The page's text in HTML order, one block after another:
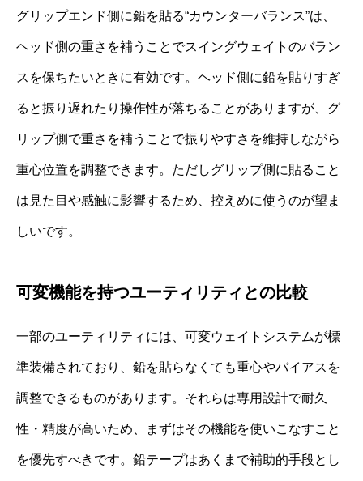
グリップエンド側に鉛を貼る“カウンターバランス”は、
ヘッド側の重さを補うことでスイングウェイトのバラン
スを保ちたいときに有効です。ヘッド側に鉛を貼りすぎ
ると振り遅れたり操作性が落ちることがありますが、グ
リップ側で重さを補うことで振りやすさを維持しながら
重心位置を調整できます。ただしグリップ側に貼ること
は見た目や感触に影響するため、控えめに使うのが望ま
しいです。
可変機能を持つユーティリティとの比較
一部のユーティリティには、可変ウェイトシステムが標
準装備されており、鉛を貼らなくても重心やバイアスを
調整できるものがあります。それらは専用設計で耐久
性・精度が高いため、まずはその機能を使いこなすこと
を優先すべきです。鉛テープはあくまで補助的手段とし